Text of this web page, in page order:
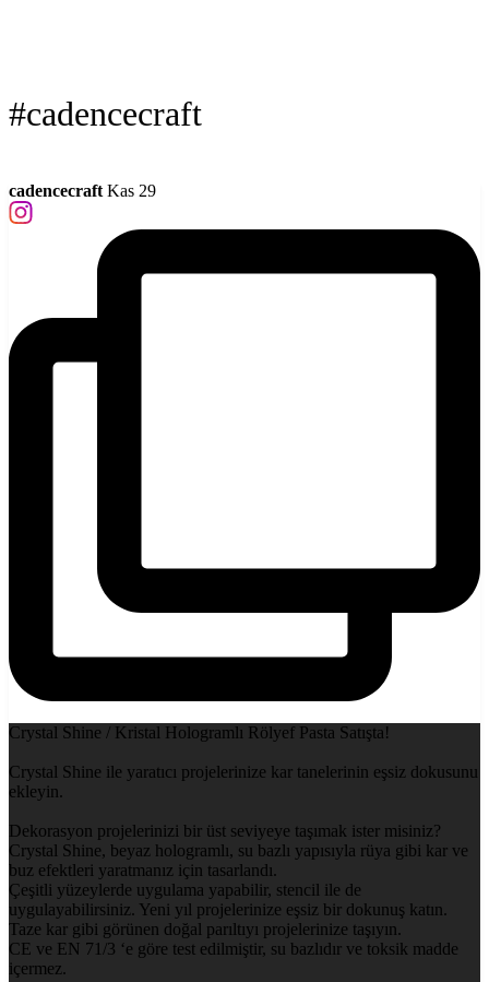
#cadencecraft
cadencecraft Kas 29
Crystal Shine / Kristal Hologramlı Rölyef Pasta Satışta!
Crystal Shine ile yaratıcı projelerinize kar tanelerinin eşsiz dokusunu
ekleyin.
Dekorasyon projelerinizi bir üst seviyeye taşımak ister misiniz?
Crystal Shine, beyaz hologramlı, su bazlı yapısıyla rüya gibi kar ve
buz efektleri yaratmanız için tasarlandı.
Çeşitli yüzeylerde uygulama yapabilir, stencil ile de
uygulayabilirsiniz. Yeni yıl projelerinize eşsiz bir dokunuş katın.
Taze kar gibi görünen doğal parıltıyı projelerinize taşıyın.
CE ve EN 71/3 ‘e göre test edilmiştir, su bazlıdır ve toksik madde
içermez.